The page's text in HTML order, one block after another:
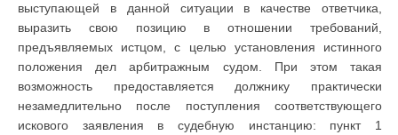
выступающей в данной ситуации в качестве ответчика,
выразить свою позицию в отношении требований,
предъявляемых истцом, с целью установления истинного
положения дел арбитражным судом. При этом такая
возможность предоставляется должнику практически
незамедлительно после поступления соответствующего
искового заявления в судебную инстанцию: пункт 1